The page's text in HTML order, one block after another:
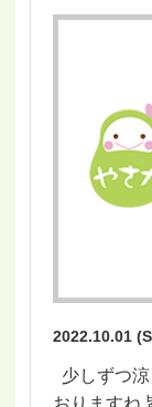
2022.10.01
少しずつ
おりますね